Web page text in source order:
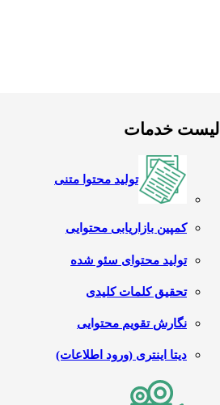
لیست خدمات
تولید محتوا متنی
کمپین بازاریابی محتوایی
تولید محتوای سئو شده
تحقیق کلمات کلیدی
نگارش تقویم محتوایی
دیتا اینتری (ورود اطلاعات)